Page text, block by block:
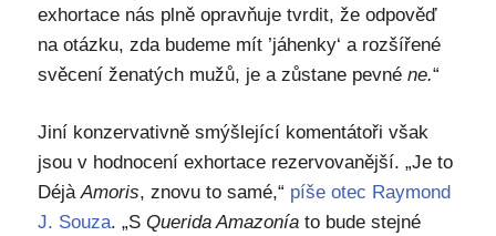
exhortace nás plně opravňuje tvrdit, že odpověď
na otázku, zda budeme mít ’jáhenky‘ a rozšířené
svěcení ženatých mužů, je a zůstane pevné ne.“
Jiní konzervativně smýšlející komentátoři však
jsou v hodnocení exhortace rezervovanější. „Je to
DéjàAmoris, znovu to samé,“ píše otec Raymond
J. Souza. „S Querida Amazonía to bude stejné